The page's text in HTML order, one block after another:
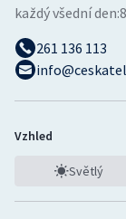
každý všední den:
261 136 113
Vzhled
Světlý